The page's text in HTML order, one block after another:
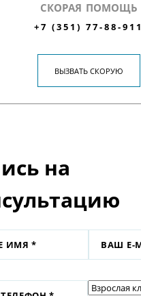
СКОРАЯ ПОМОЩЬ
+7 (351) 77-88-911
ВЫЗВАТЬ СКОРУЮ
на